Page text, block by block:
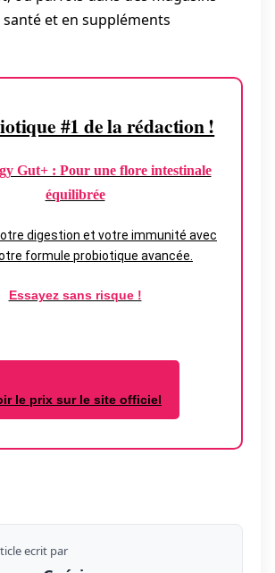
santé et en suppléments
#1 de la rédaction !
Gut+ : Pour une flore intestinale
équilibrée
digestion et votre immunité avec
formule probiotique avancée.
Essayez sans risque !
le prix sur le site officiel
ecrit par